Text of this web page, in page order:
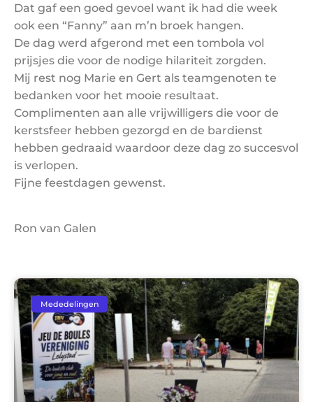
Dat gaf een goed gevoel want ik had die week
ook een “Fanny” aan m’n broek hangen.
De dag werd afgerond met een tombola vol
prijsjes die voor de nodige hilariteit zorgden.
Mij rest nog Marie en Gert als teamgenoten te
bedanken voor het mooie resultaat.
Complimenten aan alle vrijwilligers die voor de
kerstsfeer hebben gezorgd en de bardienst
hebben gedraaid waardoor deze dag zo succesvol
is verlopen.
Fijne feestdagen gewenst.
Ron van Galen
Mededelingen